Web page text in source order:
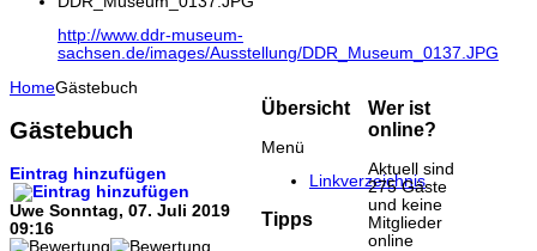
http://www.ddr-museum-
sachsen.de/images/Ausstellung/DDR_Museum_0137.JPG
HomeGästebuch
Gästebuch
Eintrag hinzufügen
Uwe Sonntag, 07. Juli 2019
09:16
Übersicht
Menü
Linkverzeichnis
Tipps
Wer ist
online?
Aktuell sind
275 Gäste
und keine
Mitglieder
online